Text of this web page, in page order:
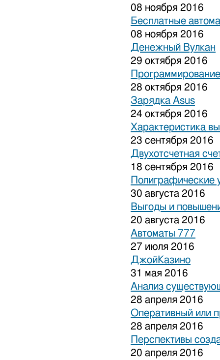
08 ноября 2016
Бесплатные
08 ноября 2016
Денежный Вулкан
29 октября 2016
28 октября 2016
Зарядка Asus
24 октября 2016
Характеристика
23 сентября 2016
Двухотсчетная
18 сентября 2016
Полиграфические
30 августа 2016
Выгоды и
20 августа 2016
Автоматы 777
27 июля 2016
ДжойКазино
31 мая 2016
Анализ
28 апреля 2016
Оперативный или
28 апреля 2016
Перспективы
20 апреля 2016